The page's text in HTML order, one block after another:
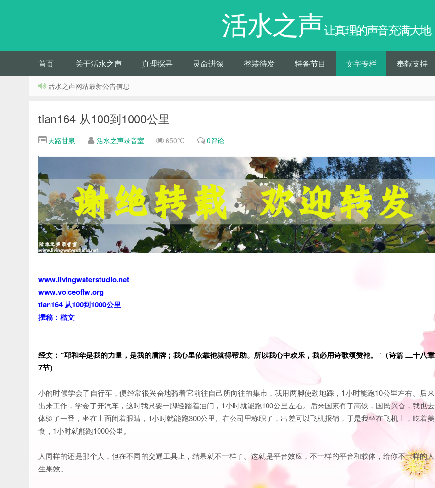
活水之声让真理的声音充满大地
首页 关于活水之声 真理探寻 灵命进深 整装待发 特备节目 文字专栏 奉献支持
活水之声网站最新公告信息
tian164 从100到1000公里
天路甘泉 活水之声录音室 650℃ 0评论
www.livingwaterstudio.net
www.voiceoflw.org
tian164 从100到1000公里
撰稿：楷文
经文：“耶和华是我的力量，是我的盾牌；我心里依靠衪就得帮助。所以我心中欢乐，我必用诗歌颂赞衪。”（诗篇 二十八章
7节）
小的时候学会了自行车，便经常很兴奋地骑着它前往自己所向往的集市，我用两脚使劲地踩，1小时能跑10公里左右。后来
出来工作，学会了开汽车，这时我只要一脚轻踏着油门，1小时就能跑100公里左右。后来国家有了高铁，国民兴奋，我也去
体验了一番，坐在上面闭着眼睛，1小时就能跑300公里。在公司里称职了，出差可以飞机报销，于是我坐在飞机上，吃着美
食，1小时就能跑1000公里。
人同样的还是那个人，但在不同的交通工具上，结果就不一样了。这就是平台效应，不一样的平台和载体，给你不一样的人
生果效。